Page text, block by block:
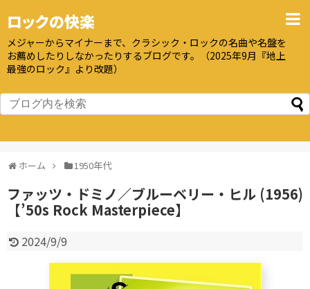
ロックの快楽
メジャーからマイナーまで、クラシック・ロックの名曲や名盤を
お薦めしたりしなかったりするブログです。（2025年9月『地上
最強のロック』より改題）
ホーム 1950年代
ファッツ・ドミノ／ブルーベリー・ヒル (1956)
【’50s Rock Masterpiece】
2024/9/9